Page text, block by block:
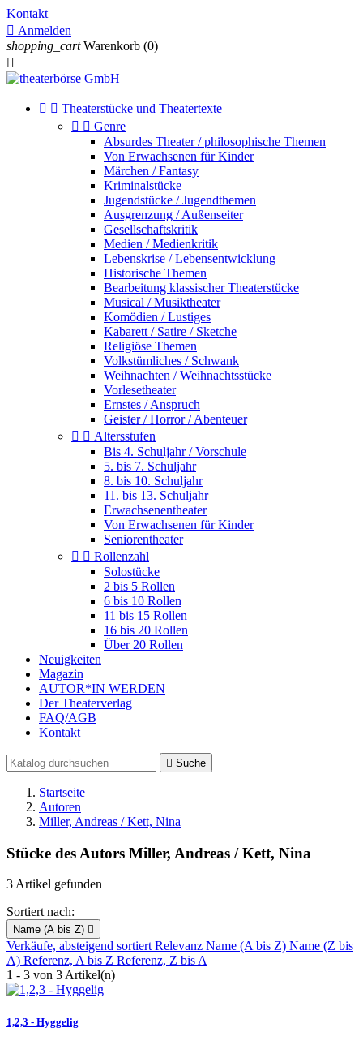
Kontakt
 Anmelden
shopping_cart Warenkorb (0)

  Theaterstücke und Theatertexte
  Genre
Absurdes Theater / philosophische Themen
Von Erwachsenen für Kinder
Märchen / Fantasy
Kriminalstücke
Jugendstücke / Jugendthemen
Ausgrenzung / Außenseiter
Gesellschaftskritik
Medien / Medienkritik
Lebenskrise / Lebensentwicklung
Historische Themen
Bearbeitung klassischer Theaterstücke
Musical / Musiktheater
Komödien / Lustiges
Kabarett / Satire / Sketche
Religiöse Themen
Volkstümliches / Schwank
Weihnachten / Weihnachtsstücke
Vorlesetheater
Ernstes / Anspruch
Geister / Horror / Abenteuer
  Altersstufen
Bis 4. Schuljahr / Vorschule
5. bis 7. Schuljahr
8. bis 10. Schuljahr
11. bis 13. Schuljahr
Erwachsenentheater
Von Erwachsenen für Kinder
Seniorentheater
  Rollenzahl
Solostücke
2 bis 5 Rollen
6 bis 10 Rollen
11 bis 15 Rollen
16 bis 20 Rollen
Über 20 Rollen
Neuigkeiten
Magazin
AUTOR*IN WERDEN
Der Theaterverlag
FAQ/AGB
Kontakt
 Suche
Startseite
Autoren
Miller, Andreas / Kett, Nina
Stücke des Autors Miller, Andreas / Kett, Nina
3 Artikel gefunden
Sortiert nach:
Name (A bis Z) 
Verkäufe, absteigend sortiertRelevanz Name (A bis Z) Name (Z bis
A) Referenz, A bis Z Referenz, Z bis A
1 - 3 von 3 Artikel(n)
1,2,3 - Hyggelig